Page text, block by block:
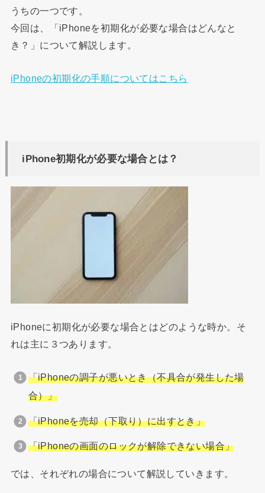
うちの一つです。
今回は、「iPhoneを初期化が必要な場合はどんなと
き？」について解説します。
iPhoneの初期化の手順についてはこちら
iPhone初期化が必要な場合とは？
iPhoneに初期化が必要な場合とはどのような時か。そ
れは主に３つあります。
「iPhoneの調子が悪いとき（不具合が発生した場
合）」
「iPhoneを売却（下取り）に出すとき」
「iPhoneの画面のロックが解除できない場合」
では、それぞれの場合について解説していきます。